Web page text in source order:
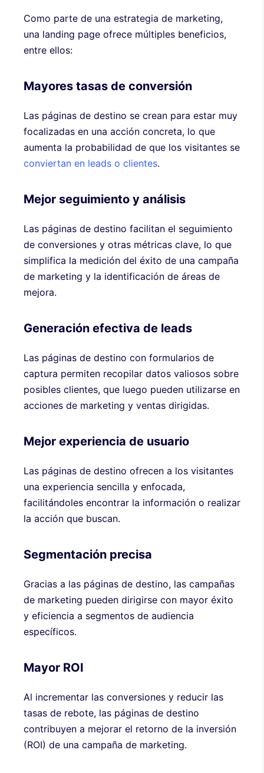
Como parte de una estrategia de marketing,
una landing page ofrece múltiples beneficios,
entre ellos:
Mayores tasas de conversión
Las páginas de destino se crean para estar muy
focalizadas en una acción concreta, lo que
aumenta la probabilidad de que los visitantes se
conviertan en leads o clientes.
Mejor seguimiento y análisis
Las páginas de destino facilitan el seguimiento
de conversiones y otras métricas clave, lo que
simplifica la medición del éxito de una campaña
de marketing y la identificación de áreas de
mejora.
Generación efectiva de leads
Las páginas de destino con formularios de
captura permiten recopilar datos valiosos sobre
posibles clientes, que luego pueden utilizarse en
acciones de marketing y ventas dirigidas.
Mejor experiencia de usuario
Las páginas de destino ofrecen a los visitantes
una experiencia sencilla y enfocada,
facilitándoles encontrar la información o realizar
la acción que buscan.
Segmentación precisa
Gracias a las páginas de destino, las campañas
de marketing pueden dirigirse con mayor éxito
y eficiencia a segmentos de audiencia
específicos.
Mayor ROI
Al incrementar las conversiones y reducir las
tasas de rebote, las páginas de destino
contribuyen a mejorar el retorno de la inversión
(ROI) de una campaña de marketing.